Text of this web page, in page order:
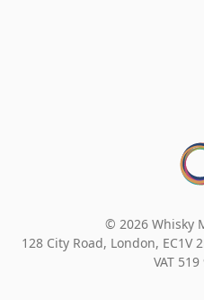
© 2026 Whisky
128 City Road, London, EC1V
VAT